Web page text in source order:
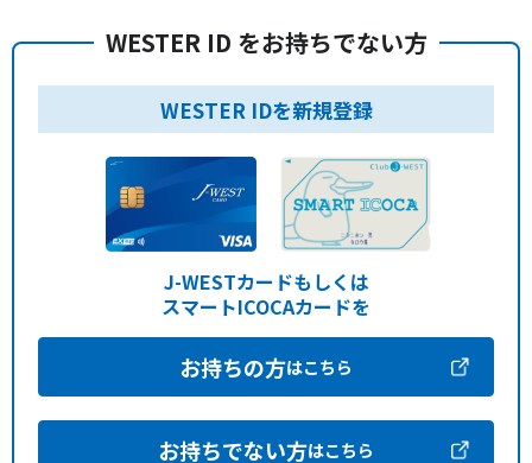
WESTER ID をお持ちでない方
WESTER IDを新規登録
J-WESTカードもしくは
スマートICOCAカードを
お持ちの方はこちら
お持ちでない方はこちら